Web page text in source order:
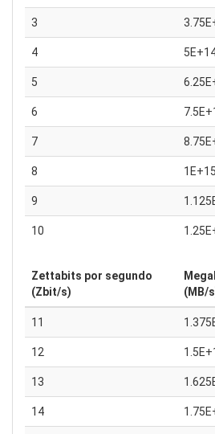
3
4
5
6
7
8 1E+15
9
10
Zettabits por segundo
(Zbit/s)
(MB/
11
12
13
14